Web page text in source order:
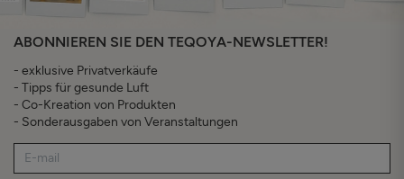
ABONNIEREN SIE DEN TEQOYA-NEWSLETTER!
- exklusive Privatverkäufe
- Tipps für gesunde Luft
- Co-Kreation von Produkten
- Sonderausgaben von Veranstaltungen